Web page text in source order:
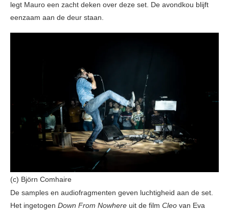
legt Mauro een zacht deken over deze set. De avondkou blijft
eenzaam aan de deur staan.
(c) Björn Comhaire
De samples en audiofragmenten geven luchtigheid aan de set.
Het ingetogen Down From Nowhere uit de film Cleo van Eva